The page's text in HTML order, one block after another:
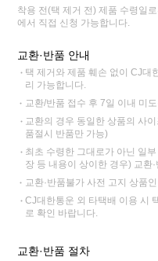
착용 전(택 제거 전) 제품 수령일
에서 직접 신청 가능합니다.
교환·반품 안내
택 제거와 제품 훼손 없이 CJ대
리 가능합니다.
교환/반품 접수 후 7일 이내 미
교환의 경우 동일한 상품의 사
품절시 반품만 가능)
최초 수령한 그대로가 아닌 일
장 등 내용이 상이한 경우) 교환
교환·반품불가 사전 고지 상품
CJ대한통운 외 타택배 이용 시
로 확인 바랍니다.
교환·반품 절차